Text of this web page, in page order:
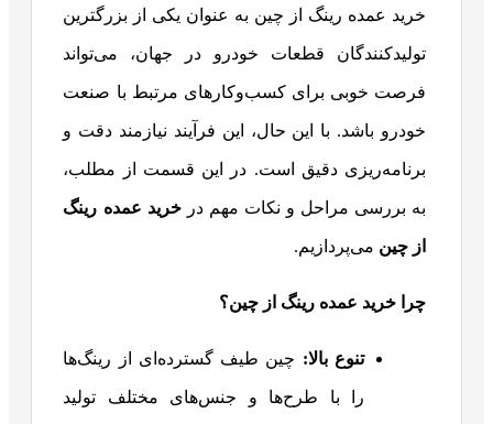
خرید عمده رینگ از چین به عنوان یکی از بزرگترین
تولیدکنندگان قطعات خودرو در جهان، می‌تواند
فرصت خوبی برای کسب‌وکارهای مرتبط با صنعت
خودرو باشد. با این حال، این فرآیند نیازمند دقت و
برنامه‌ریزی دقیق است. در این قسمت از مطلب،
به بررسی مراحل و نکات مهم درخرید عمده رینگ
از چین می‌پردازیم.
چرا خرید عمده رینگ از چین؟
تنوع بالا: چین طیف گسترده‌ای از رینگ‌ها
را با طرح‌ها و جنس‌های مختلف تولید